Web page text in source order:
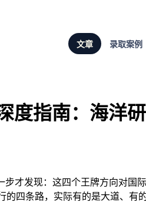
文章 录取案例
度指南：海洋
才发现：这四个王牌方向对
四条路，实际有的是大道、有